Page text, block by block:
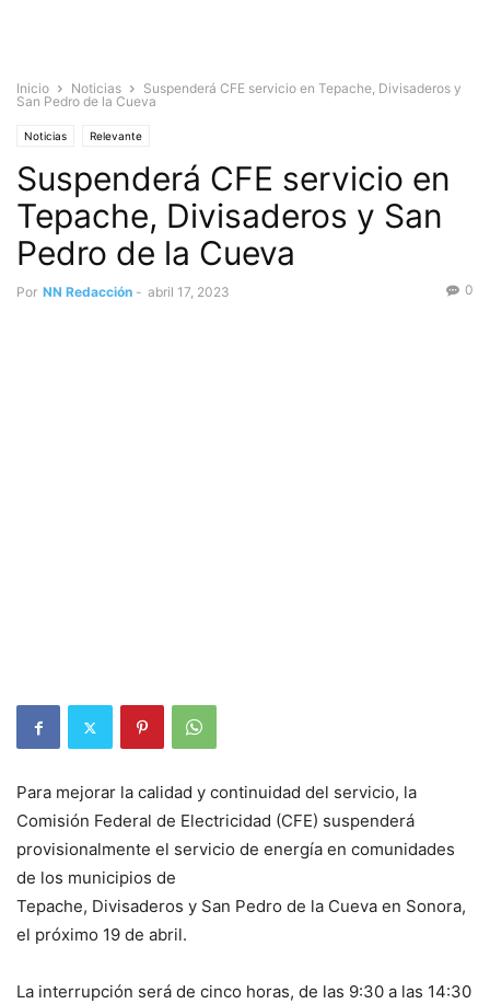
Inicio Noticias
Suspenderá CFE servicio en Tepache, Divisaderos y
San Pedro de la Cueva
Noticias Relevante
Suspenderá CFE servicio en
Tepache, Divisaderos y San
Pedro de la Cueva
Por NN Redacción - abril 17, 2023 0
Para mejorar la calidad y continuidad del servicio, la
Comisión Federal de Electricidad (CFE) suspenderá
provisionalmente el servicio de energía en comunidades
de los municipios de
Tepache, Divisaderos y San Pedro de la Cueva en Sonora,
el próximo 19 de abril.
La interrupción será de cinco horas, de las 9:30 a las 14:30